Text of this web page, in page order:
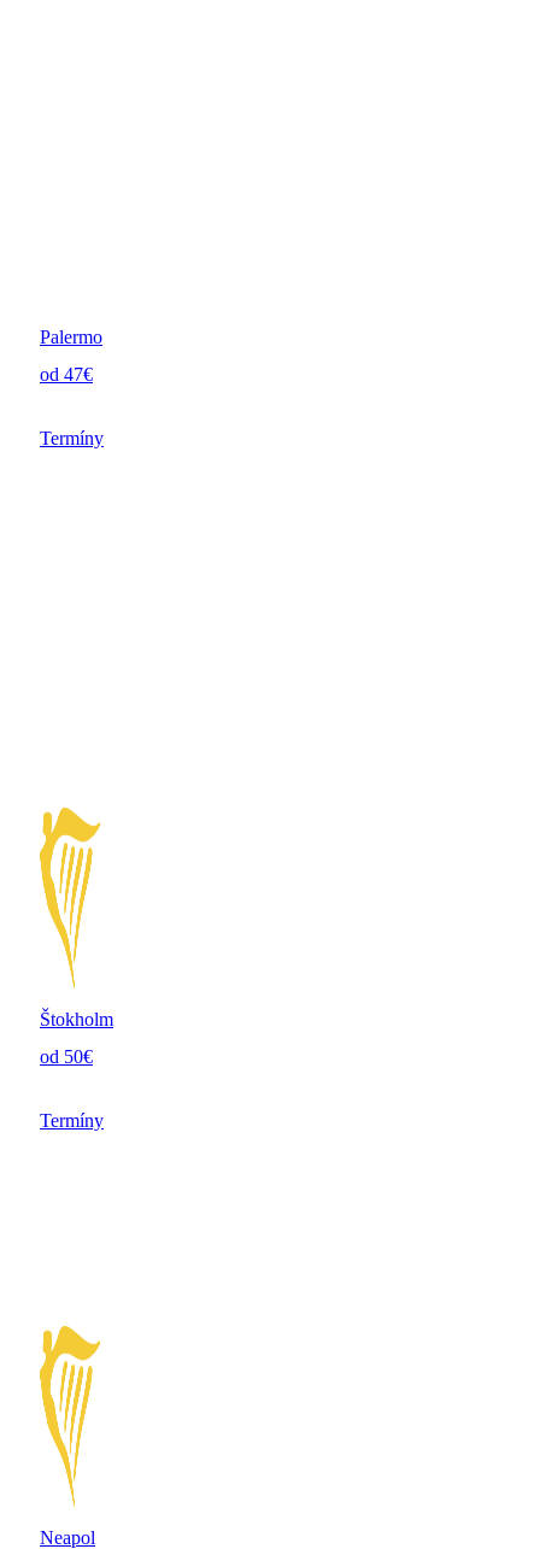
Palermo
od 47€
Termíny
Štokholm
od 50€
Termíny
Neapol